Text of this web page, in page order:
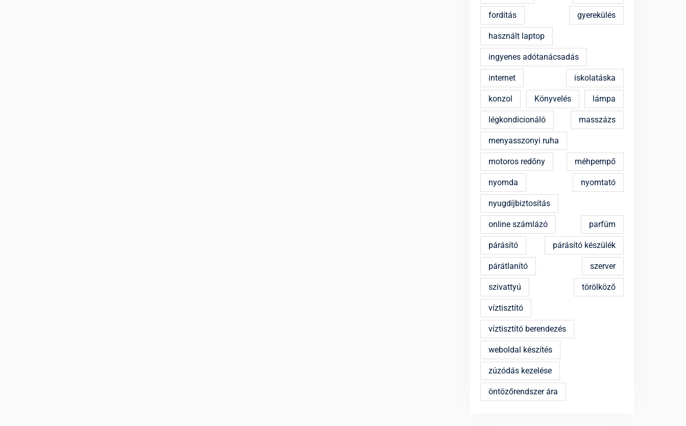
fordítás gyerekülés
használt laptop
ingyenes adótanácsadás
internet iskolatáska
konzol Könyvelés lámpa
légkondicionáló masszázs
menyasszonyi ruha
motoros redőny méhpempő
nyomda nyomtató
nyugdíjbiztosítás
online számlázó parfüm
párásító párásító készülék
párátlanító szerver
szivattyú törölköző
víztisztító
víztisztító berendezés
weboldal készítés
zúzódás kezelése
öntözőrendszer ára